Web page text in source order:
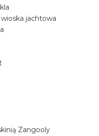
jachtowa
Zangooly